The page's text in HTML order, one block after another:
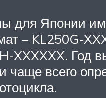
для Японии
– KL250G-
XXXXXX. Год
чаще всего